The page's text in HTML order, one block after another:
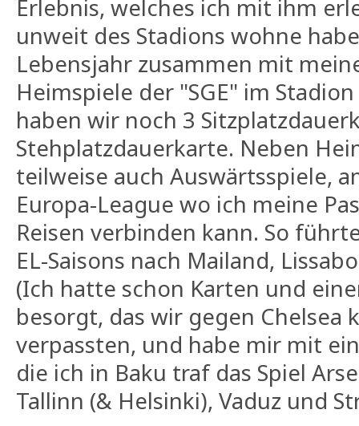
Erlebnis, welches ich mit ihm
unweit des Stadions wohne
Lebensjahr zusammen mit
Heimspiele der "SGE" im
haben wir noch 3
Stehplatzdauerkarte. Neben
teilweise auch Auswärtsspiele,
Europa-League wo ich meine
Reisen verbinden kann. So
EL-Saisons nach Mailand,
(Ich hatte schon Karten und
besorgt, das wir gegen
verpassten, und habe mir mit
die ich in Baku traf das Spiel
Tallinn (& Helsinki), Vaduz und